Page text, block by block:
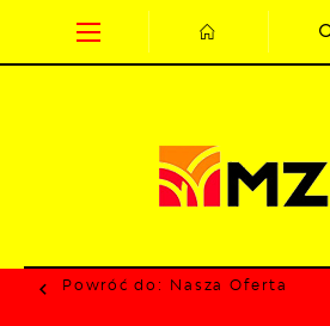
Przejdź do menu.
Przejdź do wyszukiwarki.
Przejdź do treści.
Przejdź do ustawień wielkości
Wyłącz wersję kontrastową strony.
Powróć do: Nasza Oferta